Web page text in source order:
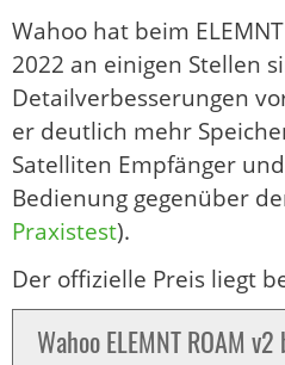
Wahoo hat beim
2022 an einigen Stellen
Detailverbesserungen
er deutlich mehr
Satelliten Empfänger
Bedienung gegenüber
Praxistest).
Der offizielle Preis liegt
Wahoo ELEMNT ROAM